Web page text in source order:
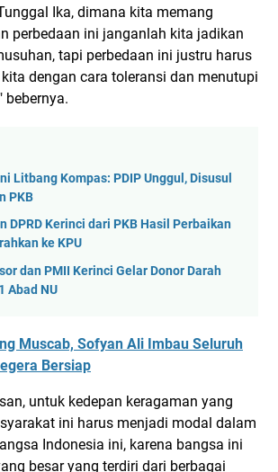
Ika, dimana kita memang
perbedaan ini janganlah kita jadikan
tapi perbedaan ini justru harus
dengan cara toleransi dan menutupi
bebernya.
Litbang Kompas: PDIP Unggul, Disusul
PKB
DPRD Kerinci dari PKB Hasil Perbaikan
ke KPU
dan PMII Kerinci Gelar Donor Darah
Abad NU
Muscab, Sofyan Ali Imbau Seluruh
Bersiap
untuk kedepan keragaman yang
ini harus menjadi modal dalam
Indonesia ini, karena bangsa ini
besar yang terdiri dari berbagai